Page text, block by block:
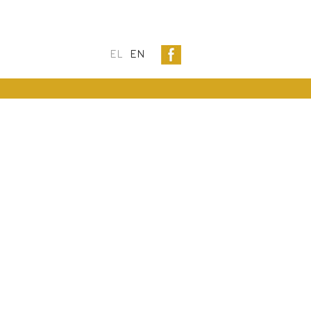
EL EN